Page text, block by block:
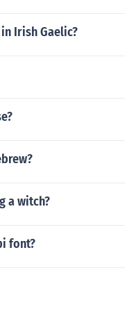
Irish Gaelic?
a witch?
font?